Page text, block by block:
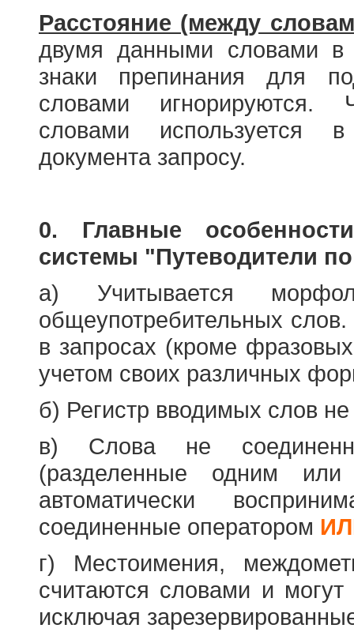
Расстояние (между
двумя данными словами в
знаки препинания для
словами игнорируются.
словами используется в
документа запросу.
0. Главные
системы "Путеводители
а) Учитывается
общеупотребительных
в запросах (кроме
учетом своих различных
б) Регистр вводимых слов
в) Слова не
(разделенные одним или
автоматически
соединенные оператором
г) Местоимения,
считаются словами и могут
исключая